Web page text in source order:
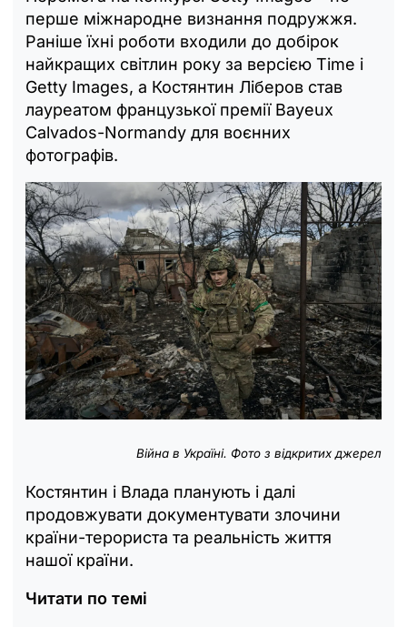
перше міжнародне визнання подружжя.
Раніше їхні роботи входили до добірок
найкращих світлин року за версією Time і
Getty Images, а Костянтин Ліберов став
лауреатом французької премії Bayeux
Calvados-Normandy для воєнних
фотографів.
Війна в Україні. Фото з відкритих джерел
Костянтин і Влада планують і далі
продовжувати документувати злочини
країни-терориста та реальність життя
нашої країни.
Читати по темі